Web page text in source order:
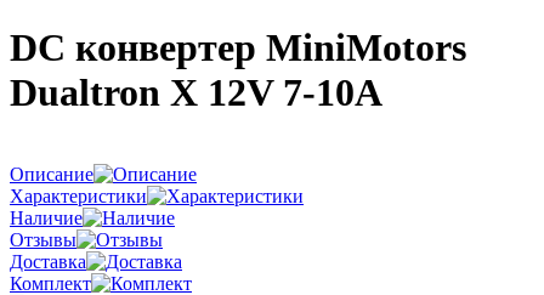
DC конвертер MiniMotors
Dualtron X 12V 7-10A
Описание
Характеристики
Наличие
Отзывы
Доставка
Комплект